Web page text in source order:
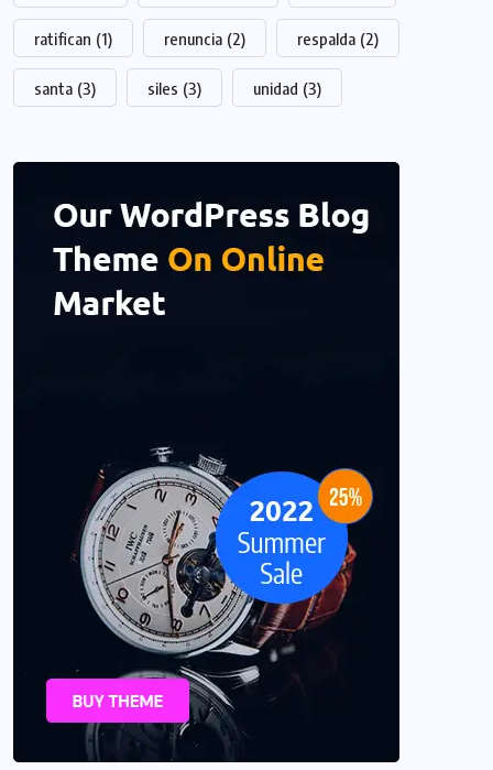
ratifican (1) renuncia (2) respalda (2)
santa (3) siles (3) unidad (3)